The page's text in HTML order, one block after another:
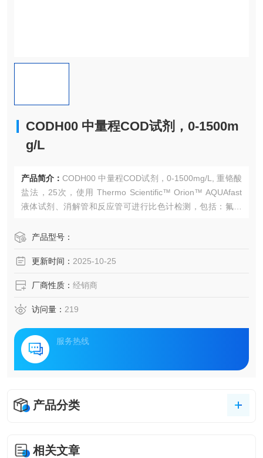
CODH00 中量程COD试剂，0-1500m
g/L
产品简介： CODH00 中量程COD试剂，0-1500mg/L, 重铬酸
盐法，25次，使用 Thermo Scientific™ Orion™ AQUAfast
液体试剂、消解管和反应管可进行比色计检测，包括：氟化
产品型号：
更新时间： 2025-10-25
厂商性质： 经销商
访问量： 219
服务热线
产品分类
相关文章